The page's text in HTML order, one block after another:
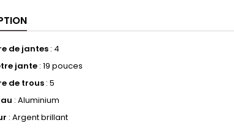
de jantes : 4
jante : 19 pouces
de trous : 5
: Aluminium
: Argent brillant